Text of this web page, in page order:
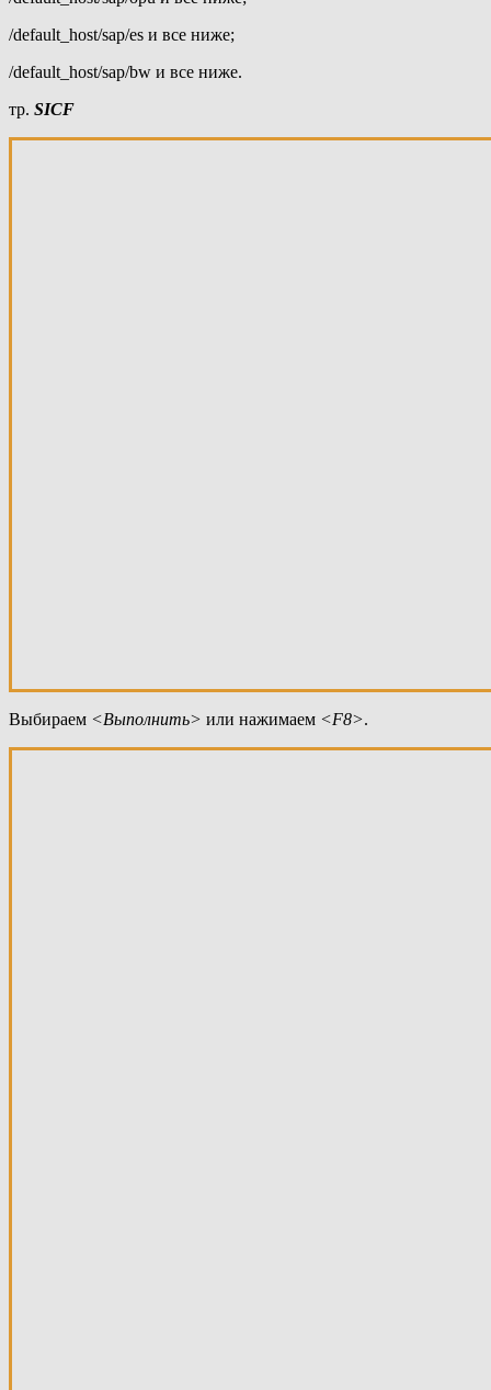
/default_host/sap/es и все ниже;
/default_host/sap/bw и все ниже.
тр. SICF
Выбираем <Выполнить> или нажимаем <F8>.